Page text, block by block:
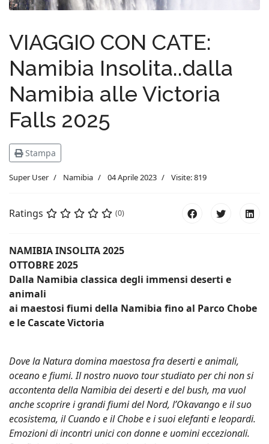
VIAGGIO CON CATE:
Namibia Insolita..dalla
Namibia alle Victoria
Falls 2025
Stampa
Super User Namibia 04 Aprile 2023 Visite: 819
Ratings (0)
NAMIBIA INSOLITA 2025
OTTOBRE 2025
Dalla Namibia classica degli immensi deserti e
animali
ai maestosi fiumi della Namibia fino al Parco Chobe
e le Cascate Victoria
Dove la Natura domina maestosa fra deserti e animali,
oceano e fiumi. Il nostro nuovo tour studiato per chi non si
accontenta della Namibia dei deserti e del bush, ma vuol
anche scoprire i grandi fiumi del Nord, l’Okavango e il suo
ecosistema, il Cuando e il Chobe e i suoi elefanti e leopardi.
Emozioni di incontri unici con donne e uomini eccezionali.